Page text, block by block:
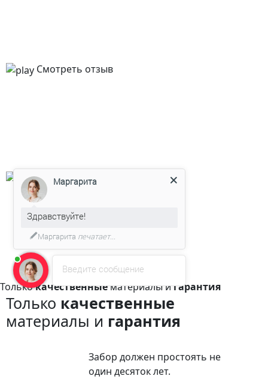
Смотреть отзыв
Смотреть отзыв
Толькокачественныематериалы игарантия
Только качественные
материалы и гарантия
Забор должен простоять не
один десяток лет.
Введите сообщение
Здравствуйте!
Мы подготовили для Вас
специальное предложение!